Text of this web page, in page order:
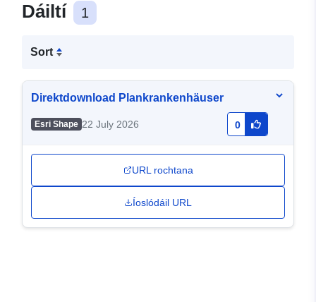
Dáiltí 1
Sort
Direktdownload Plankrankenhäuser
Esri Shape 22 July 2026 0
URL rochtana
Íoslódáil URL